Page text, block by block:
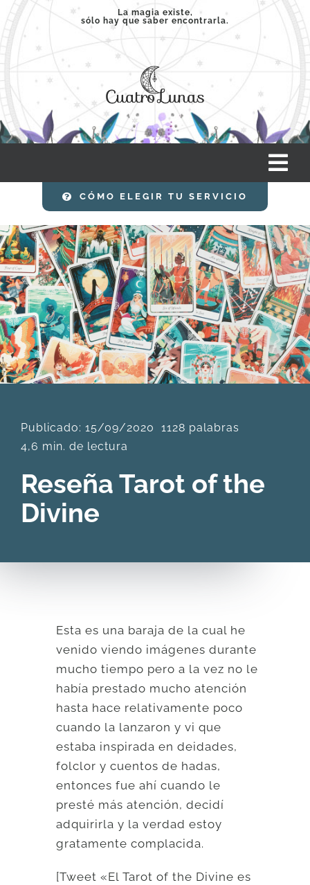
Saltar
contenido
La magia existe,
sólo hay que saber encontrarla.
INICIO
SERVICIOS
CLASES
DESCARGAS
PRODUCTOS
ARTÍCULOS
ACERCA
CONTACTO
CÓMO ELEGIR TU SERVICIO
Publicado: 15/09/2020
1128 palabras
4,6 min. de lectura
Reseña Tarot of the
Divine
Esta es una baraja de la cual he
venido viendo imágenes durante
mucho tiempo pero a la vez no le
había prestado mucho atención
hasta hace relativamente poco
cuando la lanzaron y vi que
estaba inspirada en deidades,
folclor y cuentos de hadas,
entonces fue ahí cuando le
presté más atención, decidí
adquirirla y la verdad estoy
gratamente complacida.
[Tweet «El Tarot of the Divine es